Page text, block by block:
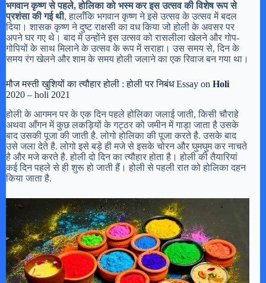
भगवान कृष्ण से पहले, होलिका को भस्म कर इस उत्सव की विशेष रूप से
प्रशंसा की गई थी, हालाँकि भगवान कृष्ण ने इसे उत्सव के उत्सव में बदल
दिया। शासक कृष्ण ने दुष्ट राक्षसी का वध किया जो होली के अवसर पर
अपने घर गए थे। बाद में उन्होंने इस उत्सव को रासलीला खेलने और गोप-
गोपियों के साथ मिलाने के उत्सव के रूप में सराहा। उस समय से, दिन के
समय रंग खेलने और शाम के समय होली जलाने का एक रिवाज बन गया था।
मौज मस्ती खुशियों का त्यौहार होली : होली पर निबंध Essay on Holi
2020 – holi 2021
होली के आगमन पर के एक दिन पहले होलिका जलाई जाती, किसी चौराहे
अथवा आँगन में कुछ लकड़ियों के गट्ठर को जमीन में गाड़ा जाता है उसके
बाद उसकी पूजा की जाती है. लोगो होलिका की पूजा करते है. उसके बाद
उसे जला देते है. लोगो इसे बड़े ही मजे से इसके चोरन और घुमघुम कर नाचते
है और मजे करते है. होली दो दिन का त्यौहार होता है। होली की तैयारियां
कई दिन पहले से ही शुरू हो जाती हैं। होली से पहली रात को होलिका दहन
किया जाता है.